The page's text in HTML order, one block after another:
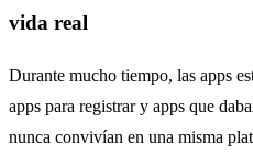
vida real
Durante mucho tiempo, las apps
apps para registrar y apps que
nunca convivían en una misma